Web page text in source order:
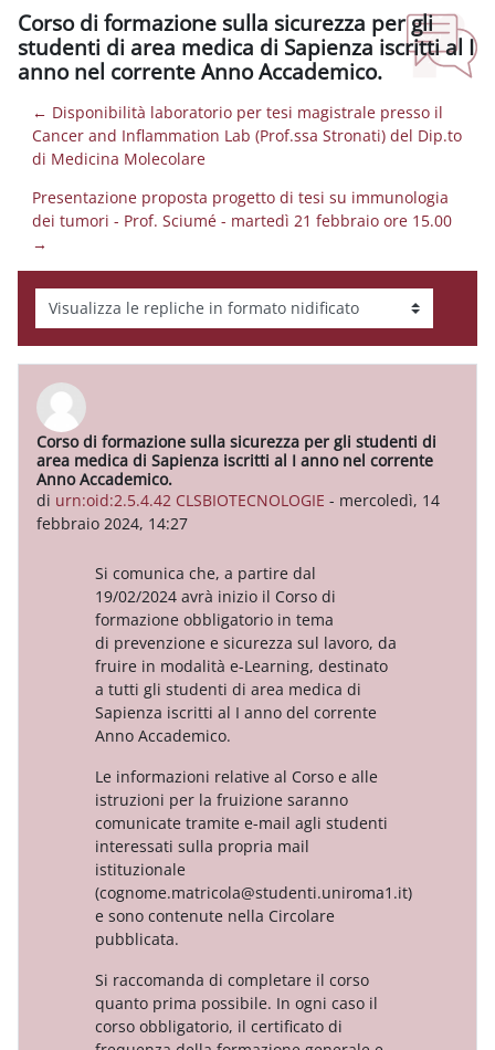
Corso di formazione sulla sicurezza per gli
studenti di area medica di Sapienza iscritti al I
anno nel corrente Anno Accademico.
← Disponibilità laboratorio per tesi magistrale presso il
Cancer and Inflammation Lab (Prof.ssa Stronati) del Dip.to
di Medicina Molecolare
Presentazione proposta progetto di tesi su immunologia
dei tumori - Prof. Sciumé - martedì 21 febbraio ore 15.00
→
Modalità visualizzazione
Corso di formazione sulla sicurezza per gli studenti di
area medica di Sapienza iscritti al I anno nel corrente
Anno Accademico.
di urn:oid:2.5.4.42 CLSBIOTECNOLOGIE - mercoledì, 14
febbraio 2024, 14:27
Numero di risposte: 0
Si comunica che, a partire dal
19/02/2024 avrà inizio il Corso di
formazione obbligatorio in tema
di prevenzione e sicurezza sul lavoro, da
fruire in modalità e-Learning, destinato
a tutti gli studenti di area medica di
Sapienza iscritti al I anno del corrente
Anno Accademico.
Le informazioni relative al Corso e alle
istruzioni per la fruizione saranno
comunicate tramite e-mail agli studenti
interessati sulla propria mail
istituzionale
(cognome.matricola@studenti.uniroma1.it)
e sono contenute nella Circolare
pubblicata.
Si raccomanda di completare il corso
quanto prima possibile. In ogni caso il
corso obbligatorio, il certificato di